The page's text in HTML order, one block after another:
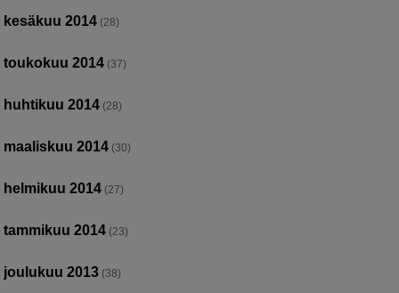
kesäkuu 2014 (28)
toukokuu 2014 (37)
huhtikuu 2014 (28)
maaliskuu 2014 (30)
helmikuu 2014 (27)
tammikuu 2014 (23)
joulukuu 2013 (38)